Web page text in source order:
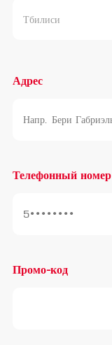
Тбилиси
Адрес
Телефонный номер
Промо-код